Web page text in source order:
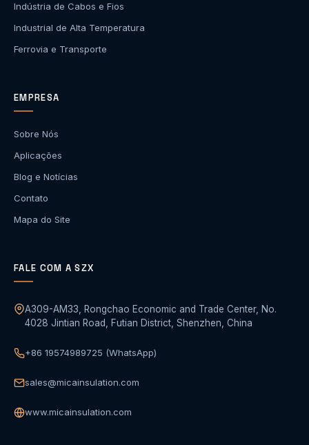
Indústria de Cabos e Fios
Industrial de Alta Temperatura
Ferrovia e Transporte
EMPRESA
Sobre Nós
Aplicações
Blog e Notícias
Contato
Mapa do Site
FALE COM A SZX
A309-AM33, Rongchao Economic and Trade Center, No.
4028 Jintian Road, Futian District, Shenzhen, China
+86 19574989725 (WhatsApp)
sales@micainsulation.com
www.micainsulation.com